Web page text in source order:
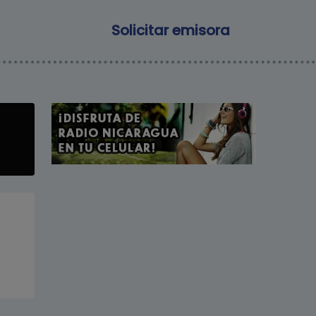
Main navigation
Solicitar emisora